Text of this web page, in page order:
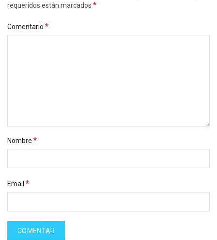
requeridos están marcados *
Comentario *
Nombre *
Email *